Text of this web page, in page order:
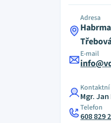
Adresa
E-mail
Mgr.
Telefon
608 829